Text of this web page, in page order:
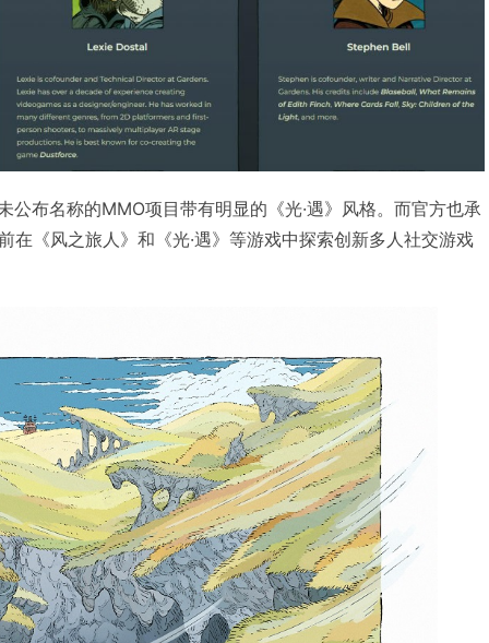
公布名称的MMO项目带有明显的《光·遇》风格。而官方也承
在《风之旅人》和《光·遇》等游戏中探索创新多人社交游戏